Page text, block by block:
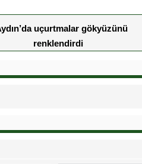
uçurtmalar gökyüzünü
renklendirdi